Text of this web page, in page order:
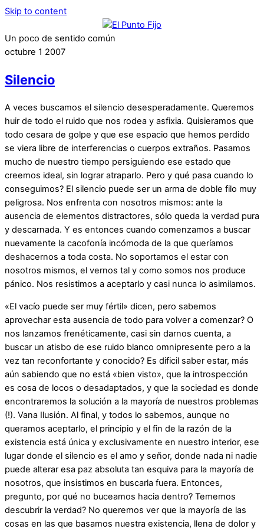
Skip to content
Un poco de sentido común
octubre 1 2007
Silencio
A veces buscamos el silencio desesperadamente. Queremos
huir de todo el ruido que nos rodea y asfixia. Quisieramos que
todo cesara de golpe y que ese espacio que hemos perdido
se viera libre de interferencias o cuerpos extraños. Pasamos
mucho de nuestro tiempo persiguiendo ese estado que
creemos ideal, sin lograr atraparlo. Pero y qué pasa cuando lo
conseguimos? El silencio puede ser un arma de doble filo muy
peligrosa. Nos enfrenta con nosotros mismos: ante la
ausencia de elementos distractores, sólo queda la verdad pura
y descarnada. Y es entonces cuando comenzamos a buscar
nuevamente la cacofonía incómoda de la que queríamos
deshacernos a toda costa. No soportamos el estar con
nosotros mismos, el vernos tal y como somos nos produce
pánico. Nos resistimos a aceptarlo y casi nunca lo asimilamos.
«El vacío puede ser muy fértil» dicen, pero sabemos
aprovechar esta ausencia de todo para volver a comenzar? O
nos lanzamos frenéticamente, casi sin darnos cuenta, a
buscar un atisbo de ese ruido blanco omnipresente pero a la
vez tan reconfortante y conocido? Es dificil saber estar, más
aún sabiendo que no está «bien visto», que la introspección
es cosa de locos o desadaptados, y que la sociedad es donde
encontraremos la solución a la mayoría de nuestros problemas
(!). Vana Ilusión. Al final, y todos lo sabemos, aunque no
queramos aceptarlo, el principio y el fin de la razón de la
existencia está única y exclusivamente en nuestro interior, ese
lugar donde el silencio es el amo y señor, donde nada ni nadie
puede alterar esa paz absoluta tan esquiva para la mayoría de
nosotros, que insistimos en buscarla fuera. Entonces,
pregunto, por qué no buceamos hacia dentro? Tememos
descubrir la verdad? No queremos ver que la mayoría de las
cosas en las que basamos nuestra existencia, llena de dolor y